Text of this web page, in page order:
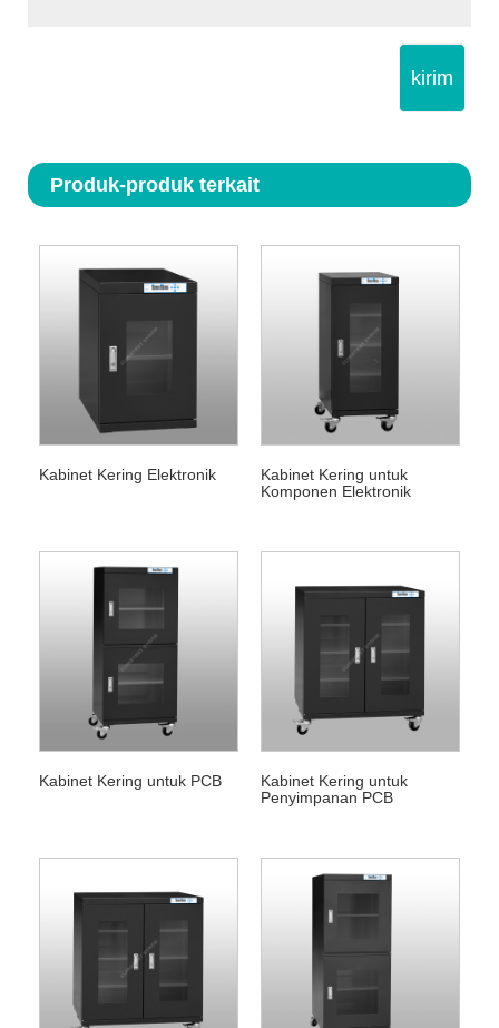
kirim
Produk-produk terkait
Kabinet Kering Elektronik
Kabinet Kering untuk
Komponen Elektronik
Kabinet Kering untuk PCB
Kabinet Kering untuk
Penyimpanan PCB